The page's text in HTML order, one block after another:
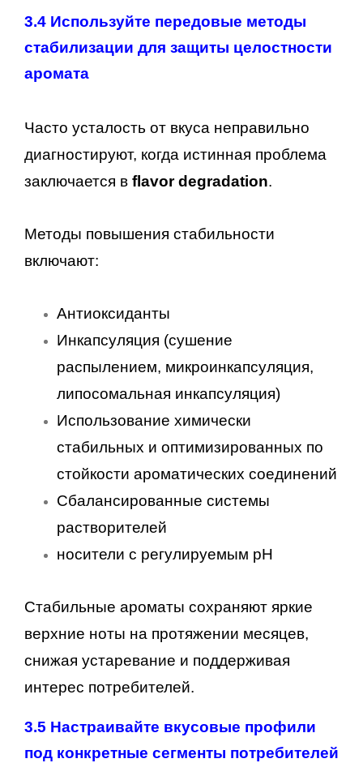
3.4 Используйте передовые методы
стабилизации для защиты целостности
аромата
Часто усталость от вкуса неправильно
диагностируют, когда истинная проблема
заключается в flavor degradation.
Методы повышения стабильности
включают:
Антиоксиданты
Инкапсуляция (сушение
распылением, микроинкапсуляция,
липосомальная инкапсуляция)
Использование химически
стабильных и оптимизированных по
стойкости ароматических соединений
Сбалансированные системы
растворителей
носители с регулируемым pH
Стабильные ароматы сохраняют яркие
верхние ноты на протяжении месяцев,
снижая устаревание и поддерживая
интерес потребителей.
3.5 Настраивайте вкусовые профили
под конкретные сегменты потребителей